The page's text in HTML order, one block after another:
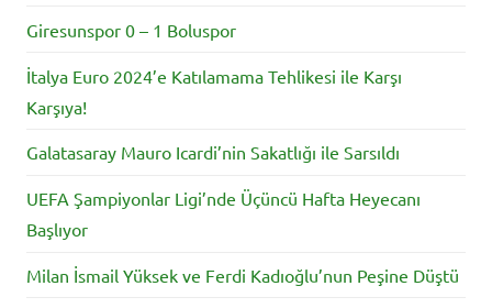
Giresunspor 0 – 1 Boluspor
İtalya Euro 2024’e Katılamama Tehlikesi ile Karşı
Karşıya!
Galatasaray Mauro Icardi’nin Sakatlığı ile Sarsıldı
UEFA Şampiyonlar Ligi’nde Üçüncü Hafta Heyecanı
Başlıyor
Milan İsmail Yüksek ve Ferdi Kadıoğlu’nun Peşine Düştü